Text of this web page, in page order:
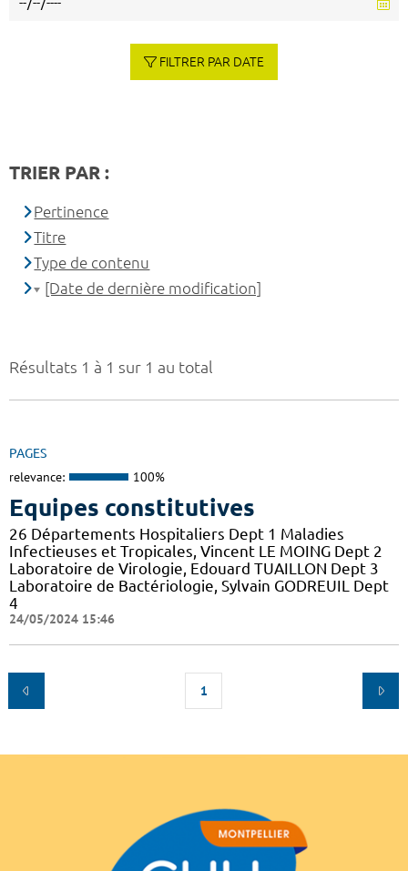
Résultats 1 à 1 sur 1 au total
PAGES
relevance: 100%
Equipes constitutives
26 Départements Hospitaliers Dept 1 Maladies
Infectieuses et Tropicales, Vincent LE MOING Dept 2
Laboratoire de Virologie, Edouard TUAILLON Dept 3
Laboratoire de Bactériologie, Sylvain GODREUIL Dept
4
24/05/2024 15:46
1
FILTRER PAR DATE
TRIER PAR :
Pertinence
Titre
Type de contenu
[Date de dernière modification]